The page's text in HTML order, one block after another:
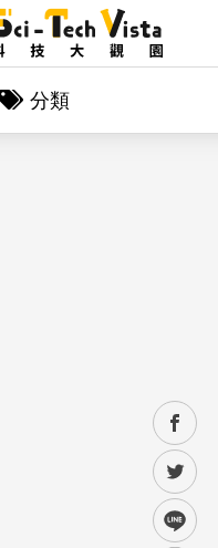
分類
facebook
twitter
line